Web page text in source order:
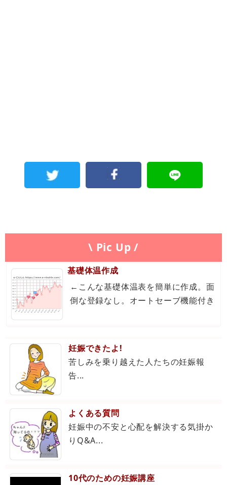
\ Pic Up /
基礎体温作成
←こんな基礎体温表を簡単に作成。面
倒な登録なし。オートセーブ機能付き
妊娠できたよ!
苦しみを乗り越えた人たちの妊娠報
告...
よくある質問
妊娠中の不安と心配を解決する気掛か
りQ&A...
10代のための妊娠講座